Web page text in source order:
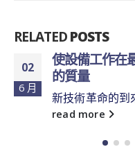
RELATEDPOSTS
02
6 月
使設備工作在
的質量
新技術革命的到
read more